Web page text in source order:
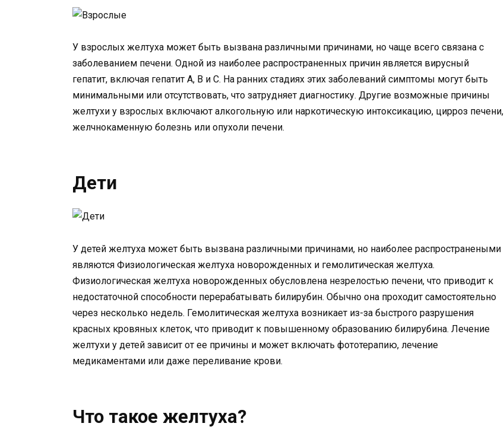
У взрослых желтуха может быть вызвана различными причинами, но чаще всего связана с
заболеванием печени. Одной из наиболее распространенных причин является вирусный
гепатит, включая гепатит А, В и С. На ранних стадиях этих заболеваний симптомы могут быть
минимальными или отсутствовать, что затрудняет диагностику. Другие возможные причины
желтухи у взрослых включают алкогольную или наркотическую интоксикацию, цирроз печени,
желчнокаменную болезнь или опухоли печени.
Дети
У детей желтуха может быть вызвана различными причинами, но наиболее распространеными
являются Физиологическая желтуха новорожденных и гемолитическая желтуха.
Физиологическая желтуха новорожденных обусловлена незрелостью печени, что приводит к
недостаточной способности перерабатывать билирубин. Обычно она проходит самостоятельно
через несколько недель. Гемолитическая желтуха возникает из-за быстрого разрушения
красных кровяных клеток, что приводит к повышенному образованию билирубина. Лечение
желтухи у детей зависит от ее причины и может включать фототерапию, лечение
медикаментами или даже переливание крови.
Что такое желтуха?